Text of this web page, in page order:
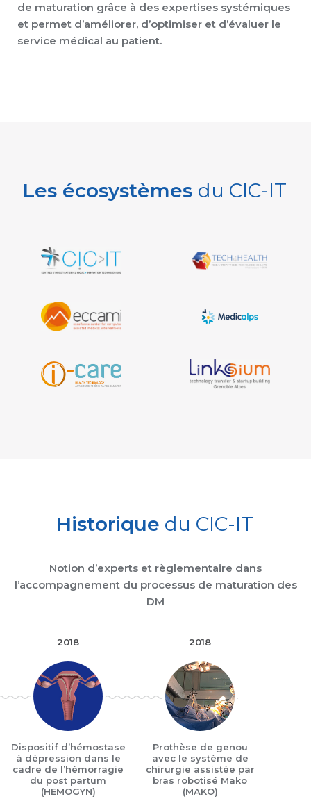
de maturation grâce à des expertises systémiques
et permet d’améliorer, d’optimiser et d’évaluer le
service médical au patient.
Les écosystèmes du CIC-IT
Historique du CIC-IT
Notion d’experts et règlementaire dans
l’accompagnement du processus de maturation des
DM
2018
Dispositif d’hémostase
à dépression dans le
cadre de l’hémorragie
du post partum
(HEMOGYN)
2018
Prothèse de genou
avec le système de
chirurgie assistée par
bras robotisé Mako
(MAKO)